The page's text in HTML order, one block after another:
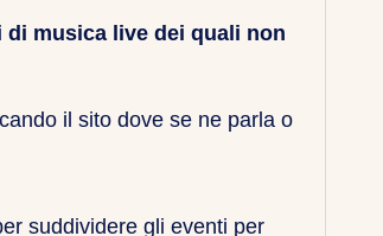
musica live dei quali non
il sito dove se ne parla o
suddividere gli eventi per